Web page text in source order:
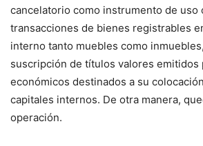
cancelatorio como instrumento de uso
transacciones de bienes registrables
interno tanto muebles como
suscripción de títulos valores emitidos
económicos destinados a su
capitales internos. De otra manera,
operación.